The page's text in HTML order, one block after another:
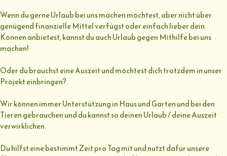
Wenn du gerne Urlaub bei uns machen möchtest, aber nicht über
genügend finanzielle Mittel verfügst oder einfach lieber dein
Können anbietest, kannst du auch Urlaub gegen Mithilfe bei uns
machen!
Oder du brauchst eine Auszeit und möchtest dich trotzdem in unser
Projekt einbringen?
Wir können immer Unterstützung in Haus und Garten und bei den
Tieren gebrauchen und du kannst so deinen Urlaub / deine Auszeit
verwirklichen.
Du hilfst eine bestimmt Zeit pro Tag mit und nutzt dafür unsere